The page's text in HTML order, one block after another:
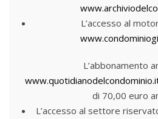
L’accesso al
L’abbonamento
di 70,00 euro
L’accesso al settore